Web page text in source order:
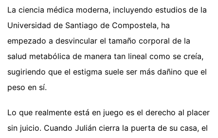
La ciencia médica moderna, incluyendo estudios de la
Universidad de Santiago de Compostela, ha
empezado a desvincular el tamaño corporal de la
salud metabólica de manera tan lineal como se creía,
sugiriendo que el estigma suele ser más dañino que el
peso en sí.
Lo que realmente está en juego es el derecho al placer
sin juicio. Cuando Julián cierra la puerta de su casa, el